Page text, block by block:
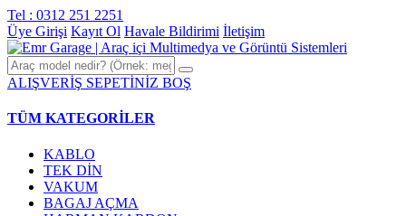
Tel : 0312 251 2251
Üye Girişi Kayıt Ol Havale Bildirimi İletişim
ALIŞVERİŞ SEPETİNİZ BOŞ
TÜM KATEGORİLER
KABLO
TEK DİN
VAKUM
BAGAJ AÇMA